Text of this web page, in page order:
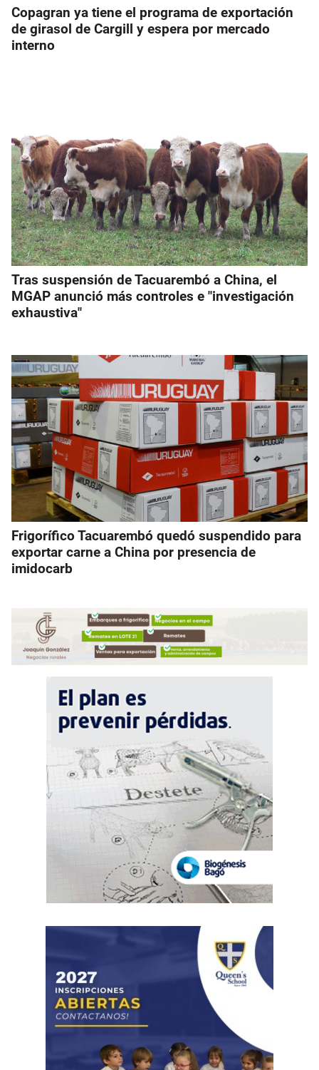
Copagran ya tiene el programa de exportación
de girasol de Cargill y espera por mercado
interno
Tras suspensión de Tacuarembó a China, el
MGAP anunció más controles e "investigación
exhaustiva"
Frigorífico Tacuarembó quedó suspendido para
exportar carne a China por presencia de
imidocarb